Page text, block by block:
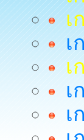
เ
เ
เ
เ
เ